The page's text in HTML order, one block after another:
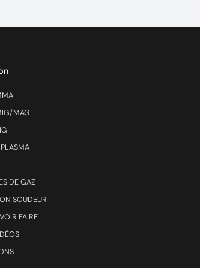
MAG
DE GAZ
SOUDEUR
FAIRE